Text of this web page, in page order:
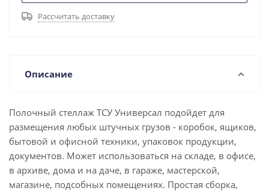
Рассчитать доставку
Описание
Полочный стеллаж ТСУ Универсал подойдет для
размещения любых штучных грузов - коробок, ящиков,
бытовой и офисной техники, упаковок продукции,
документов. Может использоваться на складе, в офисе,
в архиве, дома и на даче, в гараже, мастерской,
магазине, подсобных помещениях. Простая сборка,